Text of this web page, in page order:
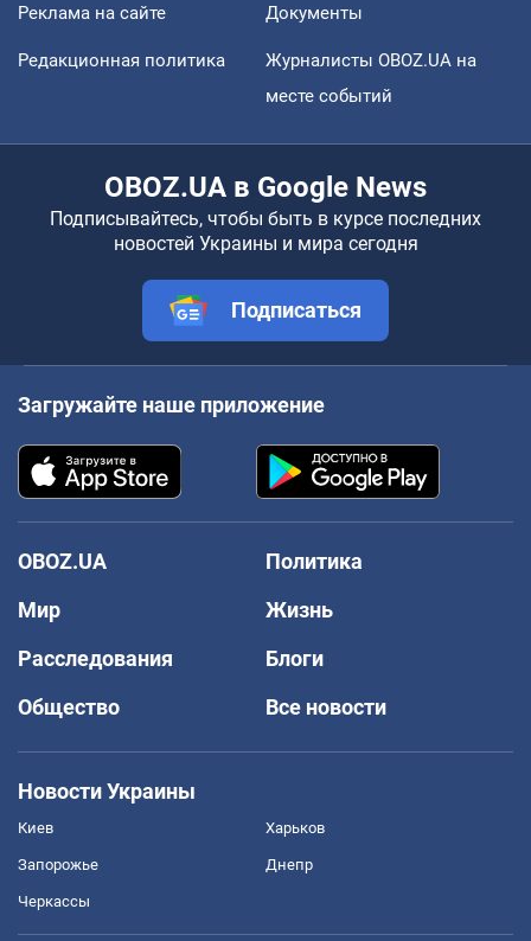
Реклама на сайте Документы
Редакционная политика
Журналисты OBOZ.UA на
месте событий
OBOZ.UA в Google News
Подписывайтесь, чтобы быть в курсе последних
новостей Украины и мира сегодня
Подписаться
Загружайте наше приложение
OBOZ.UA
Политика
Мир
Жизнь
Расследования
Блоги
Общество
Все новости
Новости Украины
Киев Харьков
Запорожье Днепр
Черкассы